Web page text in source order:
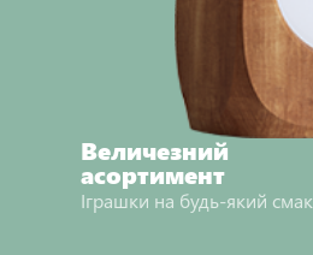
Величезний
асортимент
Іграшки на будь-який смак